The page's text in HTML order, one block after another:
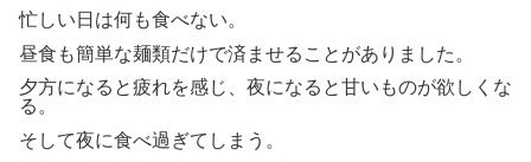
忙しい日は何も食べない。
昼食も簡単な麺類だけで済ませることがありました。
夕方になると疲れを感じ、夜になると甘いものが欲しくな
る。
そして夜に食べ過ぎてしまう。